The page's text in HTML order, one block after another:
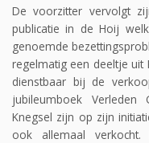
De voorzitter vervolgt
publicatie in de Hoij
genoemde
regelmatig een deeltje
dienstbaar bij de
jubileumboek
Knegsel zijn op zijn
ook allemaal